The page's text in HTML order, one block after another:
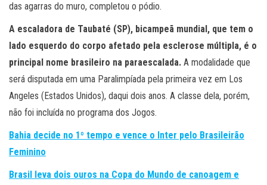
das agarras do muro, completou o pódio.
A escaladora de Taubaté (SP), bicampeã mundial, que tem o
lado esquerdo do corpo afetado pela esclerose múltipla, é o
principal nome brasileiro na paraescalada. A modalidade que
será disputada em uma Paralimpíada pela primeira vez em Los
Angeles (Estados Unidos), daqui dois anos. A classe dela, porém,
não foi incluída no programa dos Jogos.
Bahia decide no 1º tempo e vence o Inter pelo Brasileirão
Feminino
Brasil leva dois ouros na Copa do Mundo de canoagem e